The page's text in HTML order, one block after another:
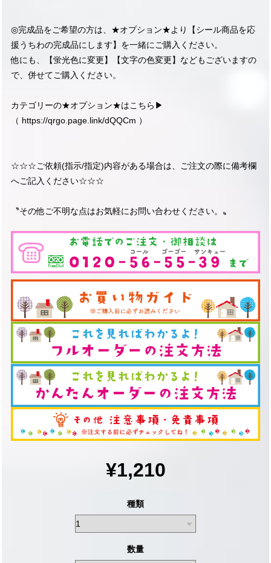
◎完成品をご希望の方は、★オプション★より【シール商品を応
援うちわの完成品にします】を一緒にご購入ください。
他にも、【蛍光色に変更】【文字の色変更】などもございますの
で、併せてご購入ください。
カテゴリーの★オプション★はこちら▶︎
（ https://qrgo.page.link/dQQCm ）
☆☆☆ご依頼(指示/指定)内容がある場合は、ご注文の際に備考欄
へご記入ください☆☆☆
〝その他ご不明な点はお気軽にお問い合わせください。〟
¥1,210
種類
数量